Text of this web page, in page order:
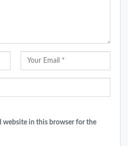
website in this browser for the